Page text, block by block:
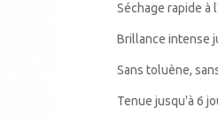
Séchage rapide à
Brillance intense
Sans toluène,
Tenue jusqu'à 6